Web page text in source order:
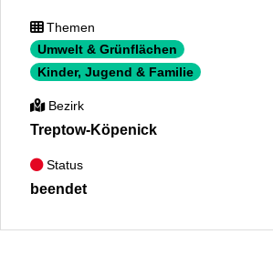
Themen
Umwelt & Grünflächen
Kinder, Jugend & Familie
Bezirk
Treptow-Köpenick
Status
beendet